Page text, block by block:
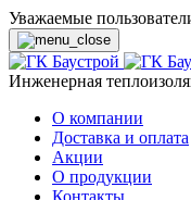
Уважаемые
Инженерная
О компании
Доставка и оплата
Акции
О продукции
Контакты